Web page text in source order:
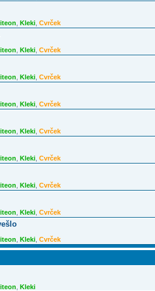
Kleki Cvrček
Kleki Cvrček
Kleki Cvrček
Kleki Cvrček
Kleki Cvrček
Kleki Cvrček
Kleki Cvrček
Kleki Cvrček
Kleki Cvrček
Kleki